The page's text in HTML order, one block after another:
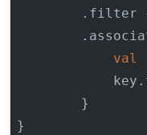
.filter
val
        }
}